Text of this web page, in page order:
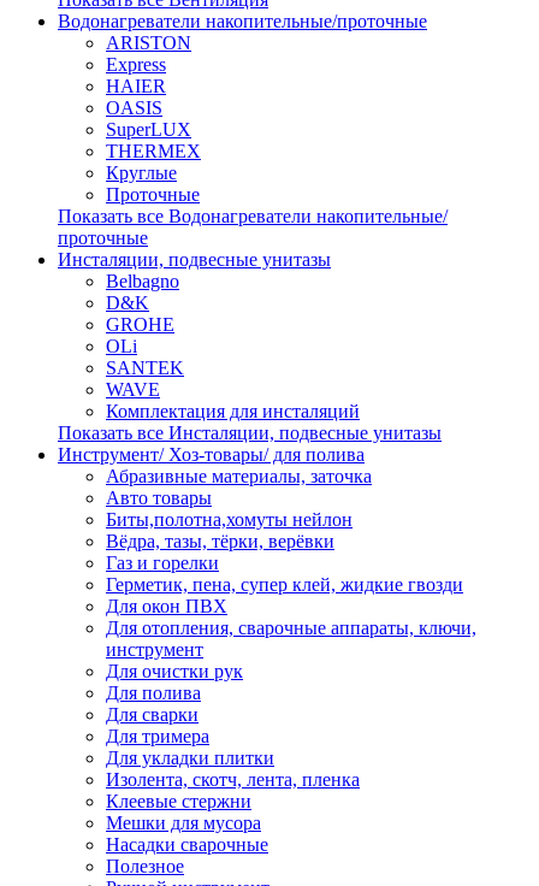
Водонагреватели накопительные/проточные
ARISTON
Express
HAIER
OASIS
SuperLUX
THERMEX
Круглые
Проточные
Показать все Водонагреватели накопительные/
проточные
Инсталяции, подвесные унитазы
Belbagno
D&K
GROHE
OLi
SANTEK
WAVE
Комплектация для инсталяций
Показать все Инсталяции, подвесные унитазы
Инструмент/ Хоз-товары/ для полива
Абразивные материалы, заточка
Авто товары
Биты,полотна,хомуты нейлон
Вёдра, тазы, тёрки, верёвки
Газ и горелки
Герметик, пена, супер клей, жидкие гвозди
Для окон ПВХ
Для отопления, сварочные аппараты, ключи,
инструмент
Для очистки рук
Для полива
Для сварки
Для тримера
Для укладки плитки
Изолента, скотч, лента, пленка
Клеевые стержни
Мешки для мусора
Насадки сварочные
Полезное